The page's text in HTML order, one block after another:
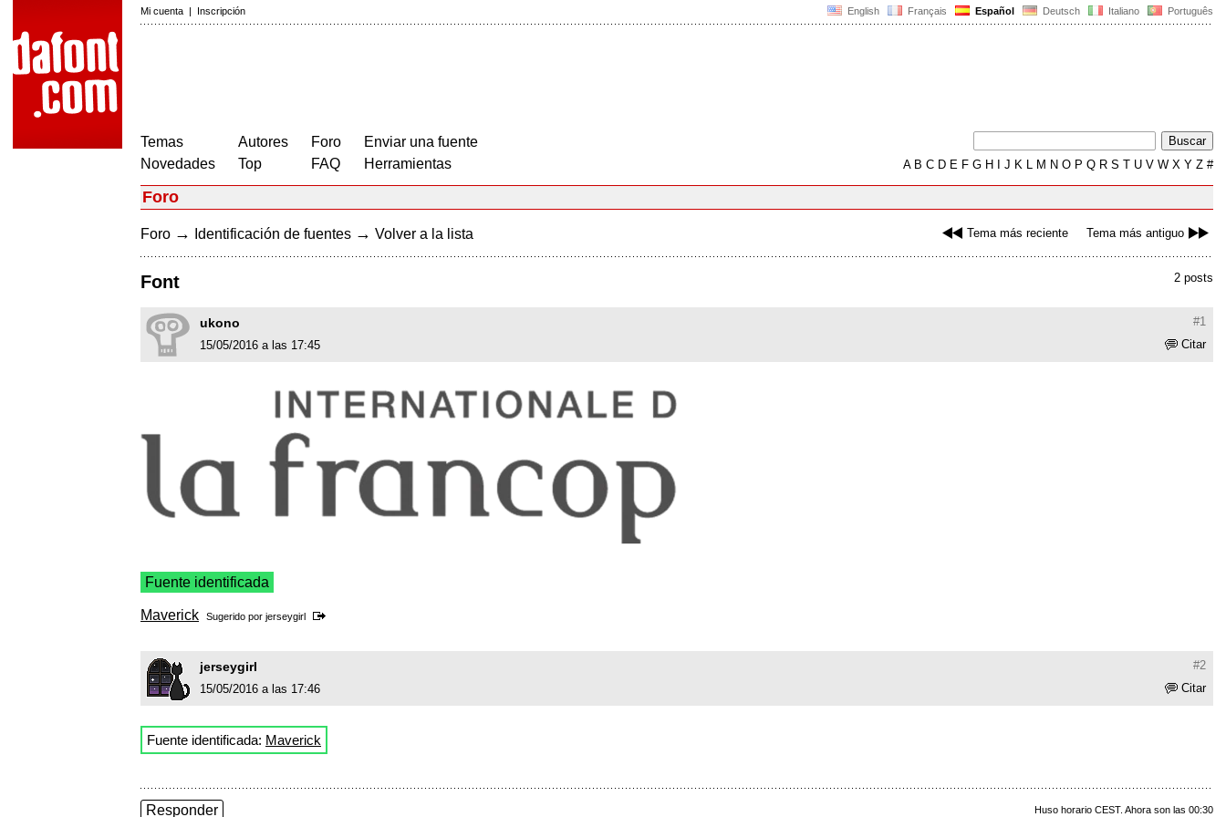
English Français Español Deutsch Italiano Português
Mi cuenta | Inscripción
Temas
Novedades
Autores
Top
Foro
FAQ
Enviar una fuente
Herramientas
AB C D E F G H J K L M N O P Q R S T U V W X Y Z #
Foro
Tema más reciente Tema más antiguo
Foro → Identificación de fuentes → Volver a la lista
2 posts
Font
#1
ukono
Citar
15/05/2016 a las 17:45
Fuente identificada
Maverick Sugerido por jerseygirl
#2
jerseygirl
Citar
15/05/2016 a las 17:46
Fuente identificada: Maverick
Huso horario CEST. Ahora son las 00:30
Responder